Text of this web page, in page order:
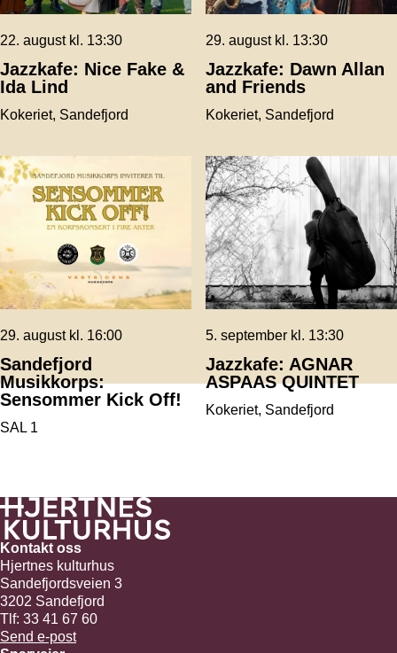
22. august kl. 13:30
Jazzkafe: Nice Fake &
Ida Lind
Kokeriet, Sandefjord
29. august kl. 13:30
Jazzkafe: Dawn Allan
and Friends
Kokeriet, Sandefjord
29. august kl. 16:00
Sandefjord
Musikkorps:
Sensommer Kick Off!
SAL 1
5. september kl. 13:30
Jazzkafe: AGNAR
ASPAAS QUINTET
Kokeriet, Sandefjord
Kontakt oss
Hjertnes kulturhus
Sandefjordsveien 3
3202 Sandefjord
Tlf: 33 41 67 60
Send e-post